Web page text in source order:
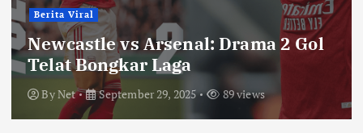
Berita Viral
Newcastle vs Arsenal: Drama 2 Gol
Telat Bongkar Laga
ByNet September 29, 2025 89 views